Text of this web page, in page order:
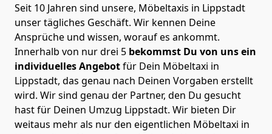
Seit 10 Jahren sind unsere, Möbeltaxis in Lippstadt
unser tägliches Geschäft. Wir kennen Deine
Ansprüche und wissen, worauf es ankommt.
Innerhalb von nur drei 5 bekommst Du von uns ein
individuelles Angebotfür Dein Möbeltaxi in
Lippstadt, das genau nach Deinen Vorgaben erstellt
wird. Wir sind genau der Partner, den Du gesucht
hast für Deinen Umzug Lippstadt. Wir bieten Dir
weitaus mehr als nur den eigentlichen Möbeltaxi in